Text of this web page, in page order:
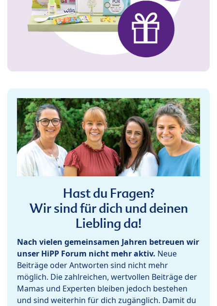
Hast du Fragen?
Wir sind für dich und deinen
Liebling da!
Nach vielen gemeinsamen Jahren betreuen wir
unser HiPP Forum nicht mehr aktiv. Neue
Beiträge oder Antworten sind nicht mehr
möglich. Die zahlreichen, wertvollen Beiträge der
Mamas und Experten bleiben jedoch bestehen
und sind weiterhin für dich zugänglich. Damit du